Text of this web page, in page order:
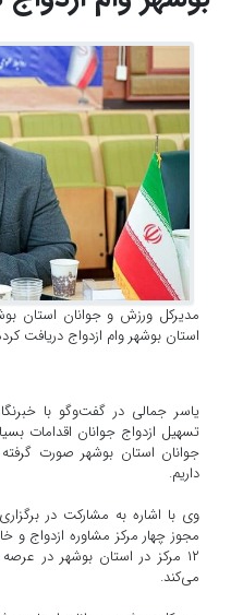
استان بوشهر وام ازدواج دریافت
یاسر جمالی در گفت‌وگو با
تسهیل ازدواج جوانان اقدامات
جوانان استان بوشهر صورت
داریم.
مجوز چهار مرکز مشاوره ازدواج و
۱۲ مرکز در استان بوشهر در
می‌کند.